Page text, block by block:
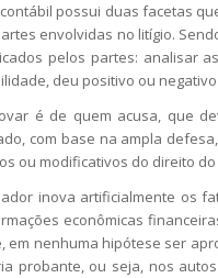
possui duas facetas
envolvidas no litígio.
pelos partes: analisar
deu positivo ou
é de quem acusa, que
com base na ampla
ou modificativos do direito
inova artificialmente os
econômicas
em nenhuma hipótese ser
probante, ou seja, nos